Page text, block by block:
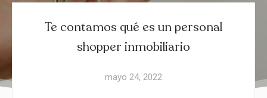
Te contamos qué es un personal
shopper inmobiliario
mayo 24, 2022